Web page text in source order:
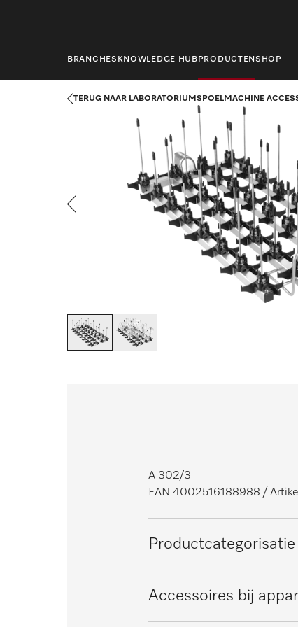
BRANCHES KNOWLEDGE HUB PRODUCTENSHOP
TERUG NAAR LABORATORIUMSPOELMACHINE
A 302/3
EAN 4002516188988 /
Productcategorisatie
Reinigings- en
SlimLine-
Accessoires bij